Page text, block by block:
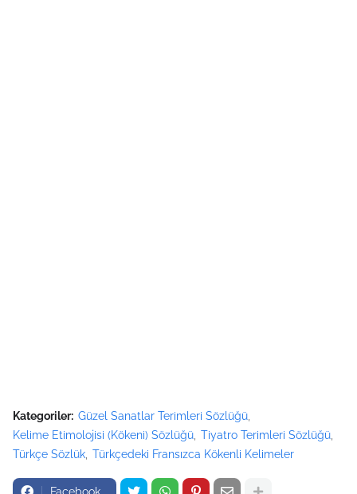
Kategoriler: Güzel Sanatlar Terimleri Sözlüğü
Kelime Etimolojisi (Kökeni) Sözlüğü Tiyatro Terimleri Sözlüğü
Türkçe Sözlük Türkçedeki Fransızca Kökenli Kelimeler